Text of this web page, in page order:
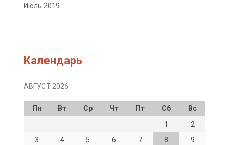
Июль 2019
Календарь
АВГУСТ 2026
Пн Вт Ср Чт Пт Сб
Вс
1
2
3
4 5 6 7 8
9